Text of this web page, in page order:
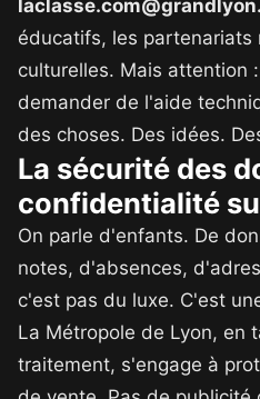
éducatifs, les partenariats
culturelles. Mais attention
demander de l'aide
des choses. Des idées.
La sécurité des
confidentialité
On parle d'enfants. De
notes, d'absences,
c'est pas du luxe. C'est
La Métropole de Lyon, en
traitement, s'engage à